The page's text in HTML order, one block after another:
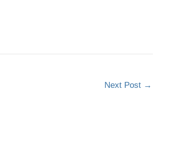
Next Post →